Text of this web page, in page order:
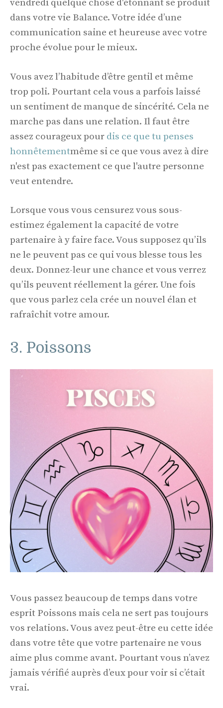
vendredi quelque chose d'étonnant se produit
dans votre vie Balance. Votre idée d’une
communication saine et heureuse avec votre
proche évolue pour le mieux.
Vous avez l’habitude d’être gentil et même
trop poli. Pourtant cela vous a parfois laissé
un sentiment de manque de sincérité. Cela ne
marche pas dans une relation. Il faut être
assez courageux pour dis ce que tu penses
honnêtementmême si ce que vous avez à dire
n'est pas exactement ce que l'autre personne
veut entendre.
Lorsque vous vous censurez vous sous-
estimez également la capacité de votre
partenaire à y faire face. Vous supposez qu’ils
ne le peuvent pas ce qui vous blesse tous les
deux. Donnez-leur une chance et vous verrez
qu’ils peuvent réellement la gérer. Une fois
que vous parlez cela crée un nouvel élan et
rafraîchit votre amour.
3. Poissons
Vous passez beaucoup de temps dans votre
esprit Poissons mais cela ne sert pas toujours
vos relations. Vous avez peut-être eu cette idée
dans votre tête que votre partenaire ne vous
aime plus comme avant. Pourtant vous n’avez
jamais vérifié auprès d’eux pour voir si c’était
vrai.